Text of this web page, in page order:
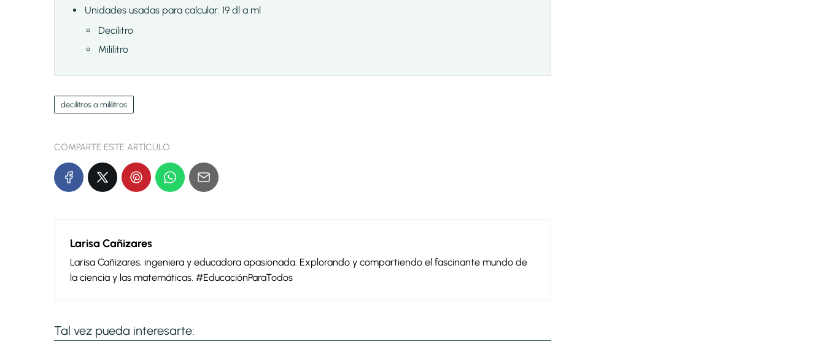
Unidades usadas para calcular: 19 dl a ml
Decilitro
Mililitro
decilitros a mililitros
COMPARTE ESTE ARTÍCULO
Larisa Cañizares
Larisa Cañizares, ingeniera y educadora apasionada. Explorando y compartiendo el fascinante mundo de
la ciencia y las matemáticas. #EducaciónParaTodos
Tal vez pueda interesarte: